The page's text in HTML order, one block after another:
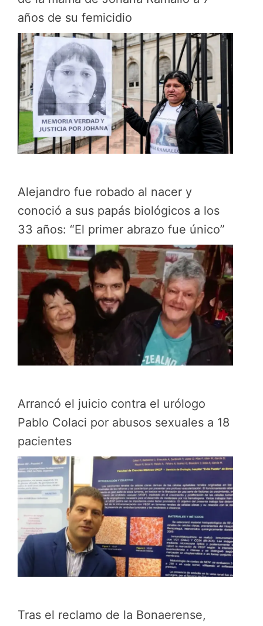
años de su femicidio
Alejandro fue robado al nacer y
conoció a sus papás biológicos a los
33 años: “El primer abrazo fue único”
Arrancó el juicio contra el urólogo
Pablo Colaci por abusos sexuales a 18
pacientes
Tras el reclamo de la Bonaerense,